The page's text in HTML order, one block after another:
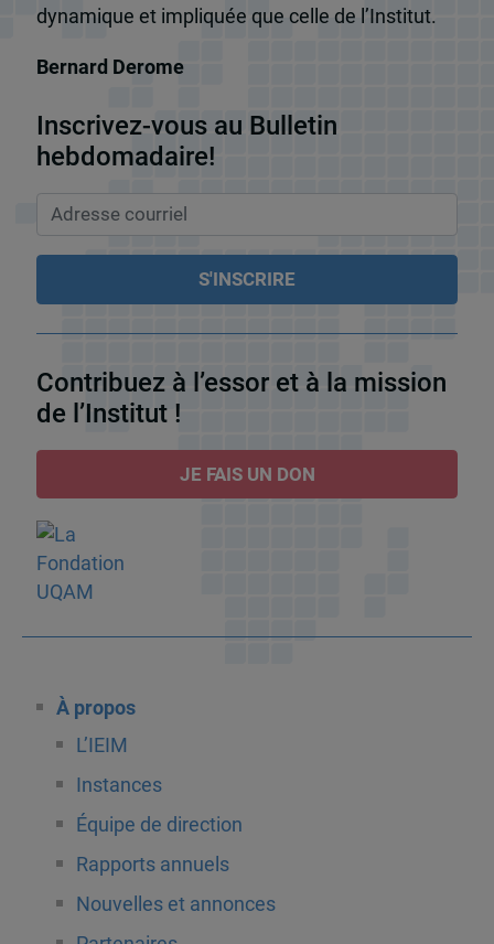
dynamique et impliquée que celle de l’Institut.
Bernard Derome
Inscrivez-vous au Bulletin
hebdomadaire!
Contribuez à l’essor et à la mission
de l’Institut !
JE FAIS UN DON
À propos
L’IEIM
Instances
Équipe de direction
Rapports annuels
Nouvelles et annonces